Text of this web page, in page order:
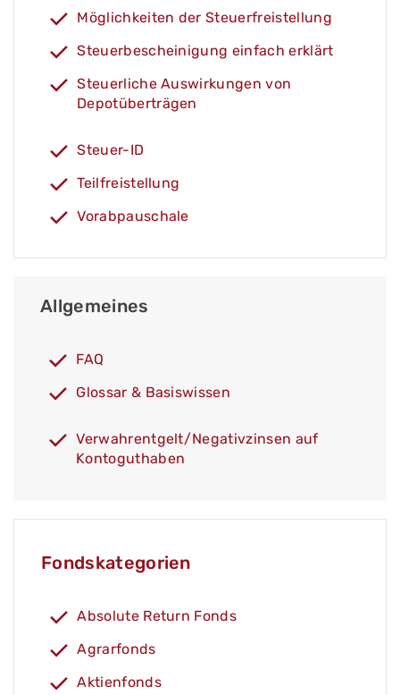
Möglichkeiten der Steuerfreistellung
Steuerbescheinigung einfach erklärt
Steuerliche Auswirkungen von
Depotüberträgen
Steuer-ID
Teilfreistellung
Vorabpauschale
Allgemeines
FAQ
Glossar & Basiswissen
Verwahrentgelt/Negativzinsen auf
Kontoguthaben
Fondskategorien
Absolute Return Fonds
Agrarfonds
Aktienfonds